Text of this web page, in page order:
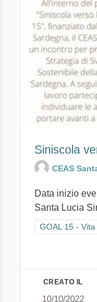
Siniscola
CEAS
Data inizio
Santa Lucia
Filtra i risultati
GOAL 15 -
CREATO IL
10/10/2022